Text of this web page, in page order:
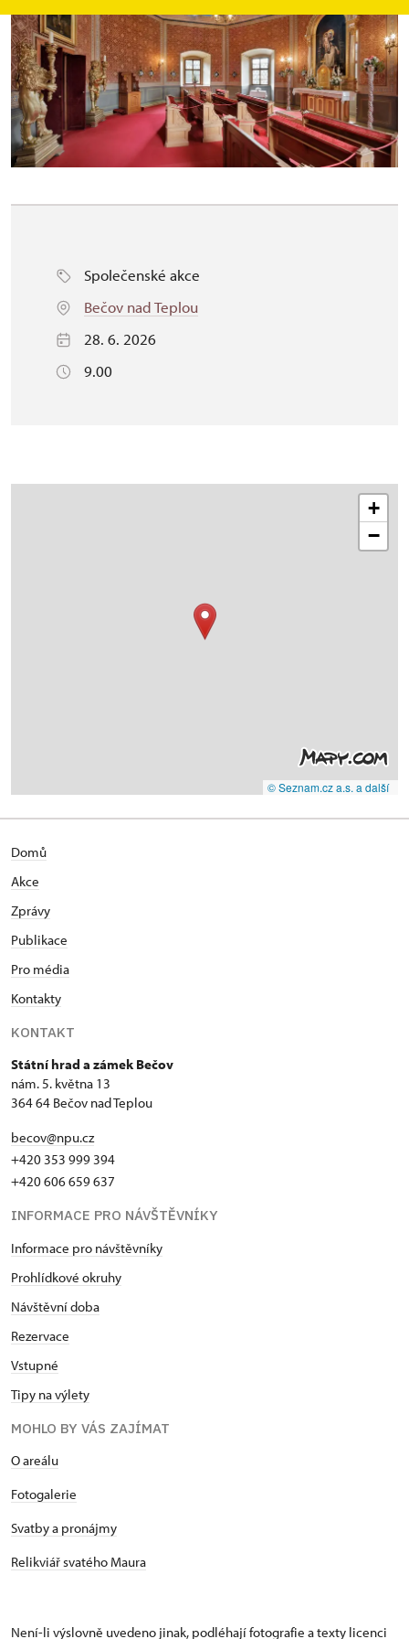
Společenské akce
Bečov nad Teplou
28. 6. 2026
9.00
+
−
© Seznam.cz a.s. a další
Domů
Akce
Zprávy
Publikace
Pro média
Kontakty
KONTAKT
Státní hrad a zámek Bečov
nám. 5. května 13
364 64 Bečov nad Teplou
becov@npu.cz
+420 353 999 394
+420 606 659 637
INFORMACE PRO NÁVŠTĚVNÍKY
Informace pro návštěvníky
Prohlídkové okruhy
Návštěvní doba
Rezervace
Vstupné
Tipy na výlety
MOHLO BY VÁS ZAJÍMAT
O areálu
Fotogalerie
Svatby a pronájmy
Relikviář svatého Maura
Není-li výslovně uvedeno jinak, podléhají fotografie a texty licenci